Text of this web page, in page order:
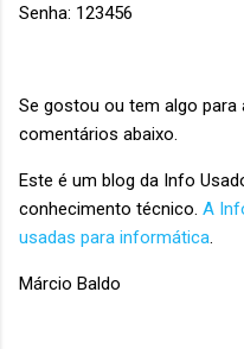
Senha: 123456
Se gostou ou tem algo para
comentários abaixo.
Este é um blog da Info
conhecimento técnico. A
usadas para informática.
Márcio Baldo